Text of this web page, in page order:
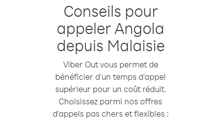
Conseils pour
appeler Angola
depuis Malaisie
Viber Out vous permet de
bénéficier d'un temps d'appel
supérieur pour un coût réduit.
Choisissez parmi nos offres
d'appels pas chers et flexibles :